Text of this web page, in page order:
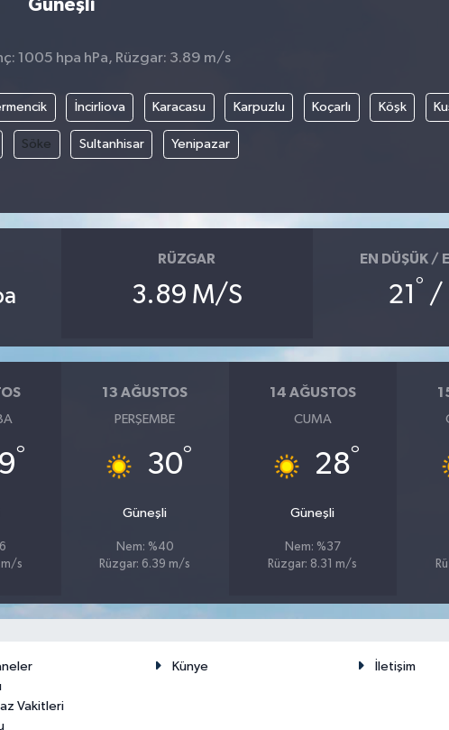
Güneşli
1005 hpa hPa, Rüzgar: 3.89 m/s
İncirliova Karacasu Karpuzlu Koçarlı Köşk
Söke Sultanhisar Yenipazar
RÜZGAR
3.89 M/S
EN DÜŞÜK /
21 ° /
°
m/s
13 AĞUSTOS
PERŞEMBE
30°
Güneşli
Nem: %40
Rüzgar: 6.39 m/s
14 AĞUSTOS
CUMA
28°
Güneşli
Nem: %37
Rüzgar: 8.31 m/s
Vakitleri
Künye İletişim